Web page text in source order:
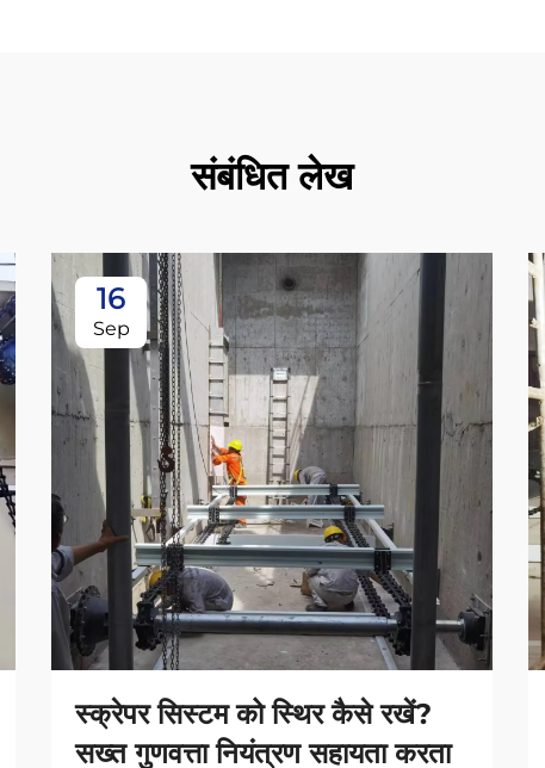
संबंधित लेख
16
Sep
स्क्रेपर सिस्टम को स्थिर कैसे रखें?
सख्त गुणवत्ता नियंत्रण सहायता करता